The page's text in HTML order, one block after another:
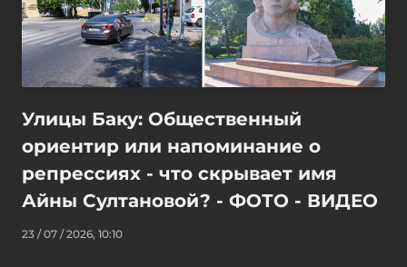
Улицы Баку: Общественный
ориентир или напоминание о
репрессиях - что скрывает имя
Айны Султановой? - ФОТО - ВИДЕО
23 / 07 / 2026, 10:10